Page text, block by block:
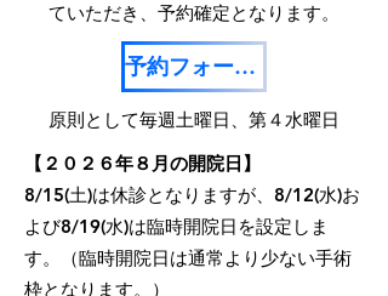
ていただき、予約確定となります。
予約フォームを開く
​原則として毎週土曜日、第４水曜日​
【２０２６年８月の開院日】
8/15(土)は休診となりますが、8/12(水)お
よび8/19(水)は臨時開院日を設定しま
す。（臨時開院日は通常より少ない手術
枠となります。）